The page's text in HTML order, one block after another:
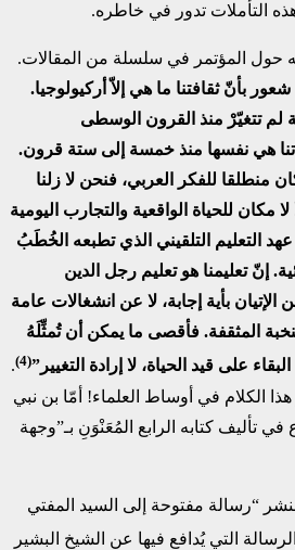
التأملات تدور في خاطره.
حول المؤتمر في سلسلة من المقالات.
شعور بأنّ ثقافتنا ما هي إلاّ أركيولوجيا.
لم تتغيّرْ منذ القرون الوسطى
هي نفسها منذ خمسة إلى ستة قرون.
منطلقا للفكر العربي، فنحن لا زلنا
مكان للحياة الواقعية والتجارب اليومية
عهد التعليم التلقيني الذي تطبعه الخُطَبُ
إنّ تعليمنا هو تعليم رجل الدين
بأية إجابة، لا عن انشغالات عامة
المثقفة. فأقصى ما يمكن أن تُمثِّلَهُ
على قيد الحياة، لا إرادة التغيير”(4)
.
الكلام في أوساط العلماء! أمّا بن نبي
تأليف كتابه الرابع المُعَنْوَنِ بـ”وجهة
بن نبي بنشر “رسالة مفتوحة إلى السيد المفتي
التي يُدافع فيها عن الشيخ البشير